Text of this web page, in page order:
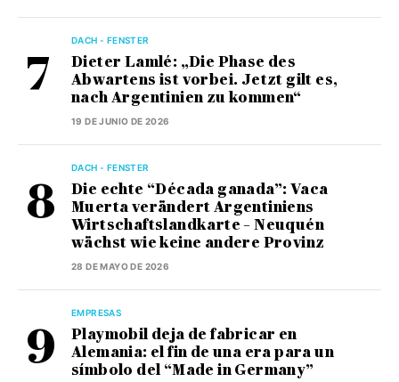
DACH - FENSTER
Dieter Lamlé: „Die Phase des
Abwartens ist vorbei. Jetzt gilt es,
nach Argentinien zu kommen“
19 DE JUNIO DE 2026
DACH - FENSTER
Die echte “Década ganada”: Vaca
Muerta verändert Argentiniens
Wirtschaftslandkarte – Neuquén
wächst wie keine andere Provinz
28 DE MAYO DE 2026
EMPRESAS
Playmobil deja de fabricar en
Alemania: el fin de una era para un
símbolo del “Made in Germany”